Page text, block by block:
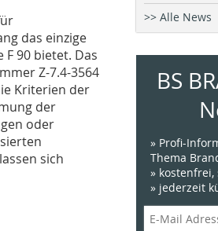
das einzige
90 bietet. Das
Z-7.4-3564
Kriterien der
der
oder
sich
>> Alle News
BS
» Profi-
Thema
»
» jederzeit